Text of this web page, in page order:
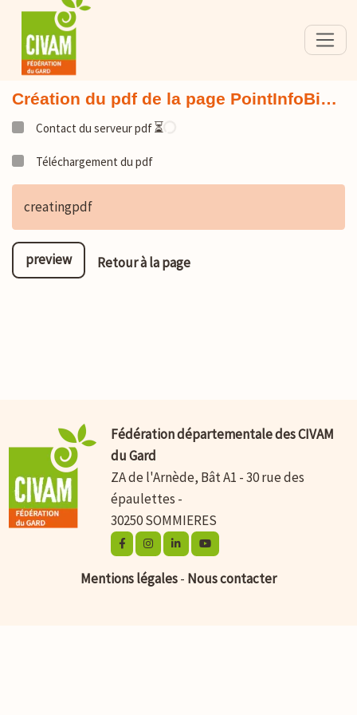
Création du pdf de la page PointInfoBi…
Contact du serveur pdf⏳
Téléchargement du pdf
creatingpdf
preview Retour à la page
Fédération départementale des CIVAM
du Gard
ZA de l'Arnède, Bât A1 - 30 rue des
épaulettes -
30250 SOMMIERES
Mentions légales- Nous contacter